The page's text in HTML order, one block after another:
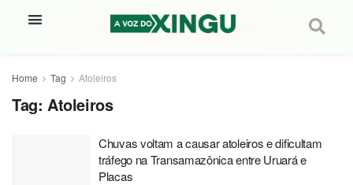
Home Tag Atoleiros
Tag: Atoleiros
Chuvas voltam a causar atoleiros e dificultam
tráfego na Transamazônica entre Uruará e
Placas